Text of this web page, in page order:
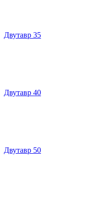
Двутавр 35
Двутавр 40
Двутавр 50